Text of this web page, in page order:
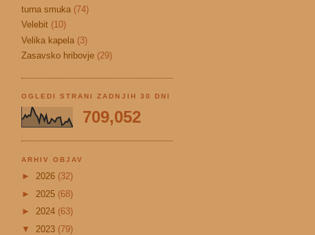
turna smuka (74)
Velebit (10)
Velika kapela (3)
Zasavsko hribovje (29)
OGLEDI STRANI ZADNJIH 30 DNI
709,052
ARHIV OBJAV
► 2026 (32)
► 2025 (68)
► 2024 (63)
▼ 2023 (79)